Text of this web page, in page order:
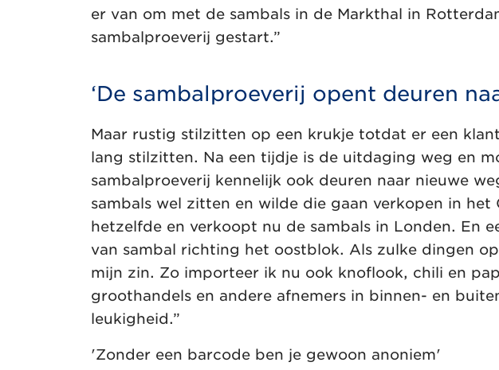
er van om met de sambals in de Markthal in
sambalproeverij gestart.”
‘De sambalproeverij opent deuren
Maar rustig stilzitten op een krukje totdat er een
lang stilzitten. Na een tijdje is de uitdaging weg en
sambalproeverij kennelijk ook deuren naar nieuwe
sambals wel zitten en wilde die gaan verkopen in
hetzelfde en verkoopt nu de sambals in Londen. En
van sambal richting het oostblok. Als zulke dingen
mijn zin. Zo importeer ik nu ook knoflook, chili en
groothandels en andere afnemers in binnen- en
leukigheid.”
'Zonder een barcode ben je gewoon anoniem'